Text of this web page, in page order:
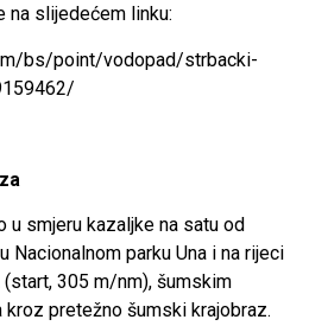
na slijedećem linku:
bs/point/vodopad/strbacki-
u smjeru kazaljke na satu od
Nacionalnom parku Una i na rijeci
(start, 305 m/nm), šumskim
pretežno šumski krajobraz.